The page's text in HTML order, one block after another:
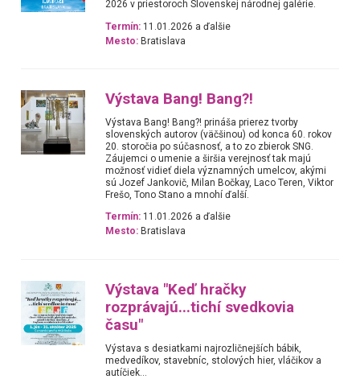
2026 v priestoroch Slovenskej národnej galérie.
Termín: 11.01.2026 a ďalšie
Mesto: Bratislava
Výstava Bang! Bang?!
Výstava Bang! Bang?! prináša prierez tvorby
slovenských autorov (väčšinou) od konca 60. rokov
20. storočia po súčasnosť, a to zo zbierok SNG.
Záujemci o umenie a širšia verejnosť tak majú
možnosť vidieť diela významných umelcov, akými
sú Jozef Jankovič, Milan Bočkay, Laco Teren, Viktor
Frešo, Tono Stano a mnohí ďalší.
Termín: 11.01.2026 a ďalšie
Mesto: Bratislava
Výstava "Keď hračky
rozprávajú...tichí svedkovia
času"
Výstava s desiatkami najrozličnejších bábik,
medvedíkov, stavebníc, stolových hier, vláčikov a
autíčiek...